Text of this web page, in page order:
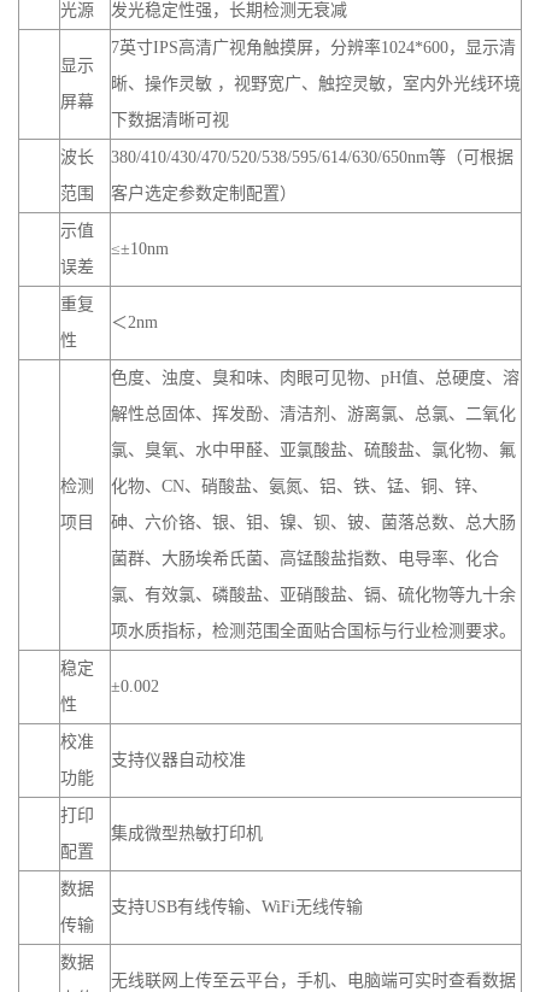
屏幕
晰、操作灵敏 ，视野宽广、触控灵敏，室内外光线环境
下数据清晰可视
380/410/430/470/520/538/595/614/630/650nm等（可根据
客户选定参数定制配置）
示值
误差
重复
性
＜2nm
氯、臭氧、水中甲醛、亚氯酸盐、硫酸盐、氯化物、氟
化物、CN、硝酸盐、氨氮、铝、铁、锰、铜、锌、
砷、六价铬、银、钼、镍、钡、铍、菌落总数、总大肠
菌群、大肠埃希氏菌、高锰酸盐指数、电导率、化合
氯、有效氯、磷酸盐、亚硝酸盐、镉、硫化物等九十余
项水质指标，检测范围全面贴合国标与行业检测要求。
校准
功能
支持仪器自动校准
打印
配置
集成微型热敏打印机
数据
传输
支持USB有线传输、WiFi无线传输
数据
上传
无线联网上传至云平台，手机、电脑端可实时查看数据
电池
7.4V/9600mAh大容量锂电池